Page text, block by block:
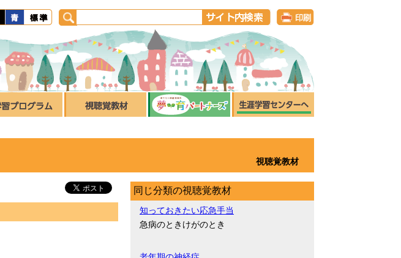
視聴覚教材
同じ分類の視聴覚教材
知っておきたい応急手当
急病のときけがのとき